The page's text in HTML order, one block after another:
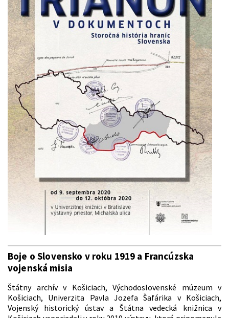
Boje o Slovensko v roku 1919 a Francúzska
vojenská misia
Štátny archív v Košiciach, Východoslovenské múzeum v
Košiciach, Univerzita Pavla Jozefa Šafárika v Košiciach,
Vojenský historický ústav a Štátna vedecká knižnica v